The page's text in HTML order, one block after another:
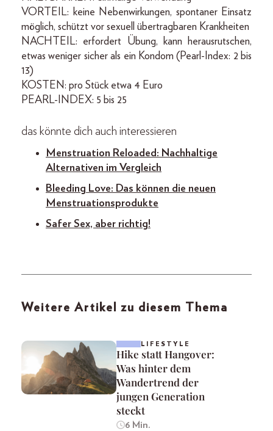
VORTEIL: keine Nebenwirkungen, spontaner Einsatz
möglich, schützt vor sexuell übertragbaren Krankheiten
NACHTEIL: erfordert Übung, kann herausrutschen,
etwas weniger sicher als ein Kondom (Pearl-Index: 2 bis
13)
KOSTEN: pro Stück etwa 4 Euro
PEARL-INDEX: 5 bis 25
das könnte dich auch interessieren
Menstruation Reloaded: Nachhaltige
Alternativen im Vergleich
Bleeding Love: Das können die neuen
Menstruationsprodukte
Safer Sex, aber richtig!
Weitere Artikel zu diesem Thema
LIFESTYLE
Hike statt Hangover:
Was hinter dem
Wandertrend der
jungen Generation
steckt
6 Min.